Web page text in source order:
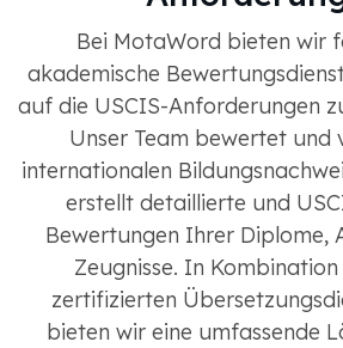
Bei MotaWord bieten wir
akademische
auf die USCIS-Anforderungen
Unser Team bewertet und
internationalen
erstellt detaillierte und
Bewertungen Ihrer Diplome,
Zeugnisse. In
zertifizierten
bieten wir eine umfassende